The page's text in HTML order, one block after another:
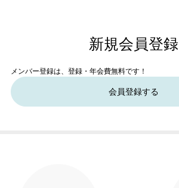
新規会員登録
メンバー登録は、登録・年会費無料です！
会員登録する